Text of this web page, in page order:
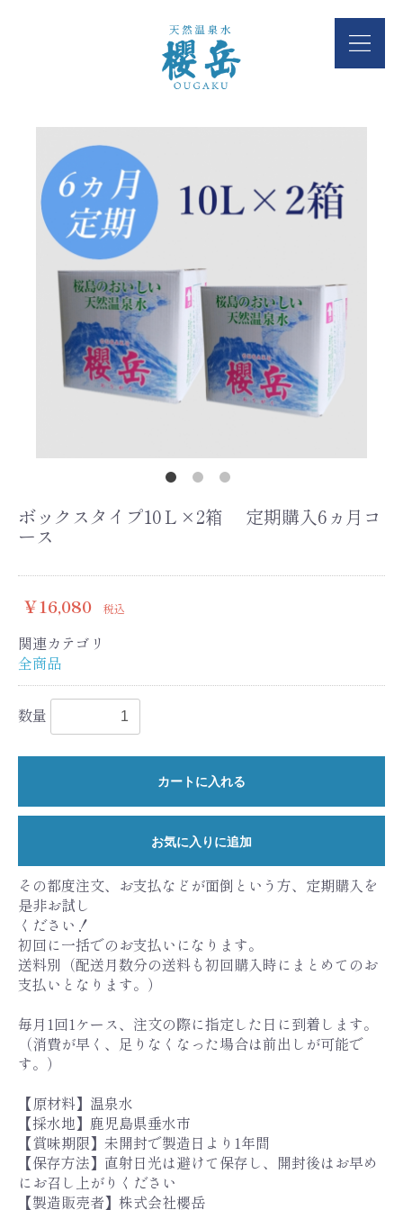
ボックスタイプ10Ｌ×2箱 定期購入6ヵ月コ
ース
￥16,080 税込
関連カテゴリ
全商品
数量
カートに入れる
お気に入りに追加
その都度注文、お支払などが面倒という方、定期購入を
是非お試し
ください！
初回に一括でのお支払いになります。
送料別（配送月数分の送料も初回購入時にまとめてのお
支払いとなります。）
毎月1回1ケース、注文の際に指定した日に到着します。
（消費が早く、足りなくなった場合は前出しが可能で
す。）
【原材料】温泉水
【採水地】鹿児島県垂水市
【賞味期限】未開封で製造日より1年間
【保存方法】直射日光は避けて保存し、開封後はお早め
にお召し上がりください
【製造販売者】株式会社櫻岳